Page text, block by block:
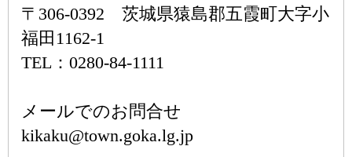
〒306-0392 茨城県猿島郡五霞町大字小
福田1162-1
TEL：0280-84-1111
メールでのお問合せ
kikaku@town.goka.lg.jp